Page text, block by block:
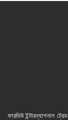
ফারভিউ ইন্টারন্যাশনাল